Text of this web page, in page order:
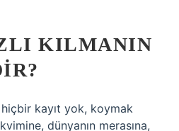
KILMANIN
hiçbir kayıt yok, koymak
dünyanın merasına,